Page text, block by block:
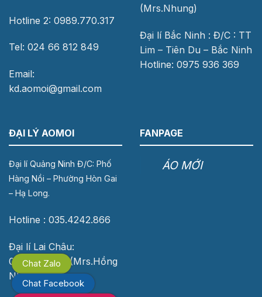
Hotline 2: 0989.770.317
Tel: 024 66 812 849
Email:
kd.aomoi@gmail.com
(Mrs.Nhung)
Đại lí Bắc Ninh : Đ/C : TT
Lim – Tiên Du – Bắc Ninh
Hotline: 0975 936 369
ĐẠI LÝ AOMOI
Đại lí Quảng Ninh Đ/C: Phố
Hàng Nồi – Phường Hòn Gai
– Hạ Long.
Hotline : 035.4242.866
Đại lí Lai Châu:
0976.118.683 (Mrs.Hồng
Nhung)
FANPAGE
ÁO MỚI
Chat Zalo
Chat Facebook